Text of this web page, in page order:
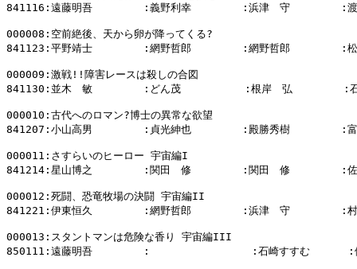
841116:遠藤明吾        :義野利幸        :浜津　守        :渡
000008:空前絶後、天から卵が降ってくる?
841123:平野靖士        :網野哲郎        :網野哲郎        :松
000009:激戦!!障害レースは殺しの合図
841130:並木　敏        :どん茂          :根岸　弘        :石
000010:古代へのロマン?博士の異常な欲望
841207:小山高男        :貞光紳也        :殿勝秀樹        :富
000011:さすらいのヒーロー 宇宙編I
841214:星山博之        :関田　修        :関田　修        :佐
000012:死闘、恐竜牧場の決闘 宇宙編II
841221:伊東恒久        :網野哲郎        :浜津　守        :村
000013:スタントマンは危険な香り 宇宙編III
850111:遠藤明吾        :                :石崎すすむ      :伊